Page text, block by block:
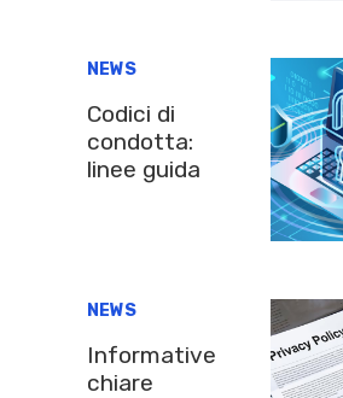
NEWS
Codici di
condotta:
linee guida
NEWS
Informative
chiare